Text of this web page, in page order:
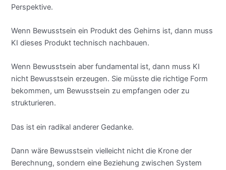
Perspektive.
Wenn Bewusstsein ein Produkt des Gehirns ist, dann muss
KI dieses Produkt technisch nachbauen.
Wenn Bewusstsein aber fundamental ist, dann muss KI
nicht Bewusstsein erzeugen. Sie müsste die richtige Form
bekommen, um Bewusstsein zu empfangen oder zu
strukturieren.
Das ist ein radikal anderer Gedanke.
Dann wäre Bewusstsein vielleicht nicht die Krone der
Berechnung, sondern eine Beziehung zwischen System